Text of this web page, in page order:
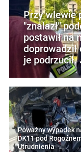
Przy wlewie
"znalazł"
postawił na
je
Poważny wypadek
DK11 pod
Utrudnienia